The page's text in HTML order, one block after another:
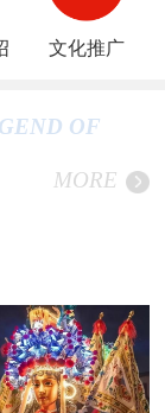
文化推广
OF
MORE